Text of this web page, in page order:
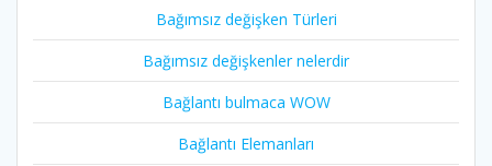
Bağımsız değişken Türleri
Bağımsız değişkenler nelerdir
Bağlantı bulmaca WOW
Bağlantı Elemanları